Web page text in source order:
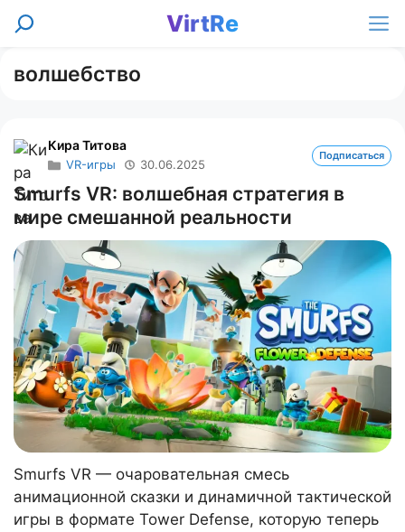
Перейти
VirtRe
Поиск
волшебство
Кира Титова
VR-игры 30.06.2025
Подписаться
Smurfs VR: волшебная стратегия в
мире смешанной реальности
Smurfs VR — очаровательная смесь
анимационной сказки и динамичной тактической
игры в формате Tower Defense, которую теперь